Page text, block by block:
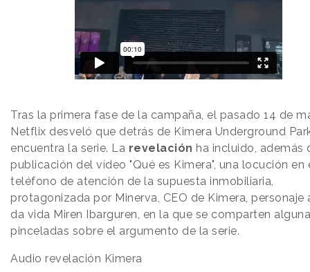
Tras la primera fase de la campaña, el pasado 14 de
Netflix desveló que detrás de Kimera Underground
encuentra la serie. La revelación ha incluido, además
publicación del vídeo "Qué es Kimera", una locución en
teléfono de atención de la supuesta inmobiliaria,
protagonizada por Minerva, CEO de Kimera, personaje
da vida Miren Ibarguren, en la que se comparten
pinceladas sobre el argumento de la serie.
Audio revelación Kimera